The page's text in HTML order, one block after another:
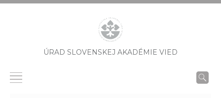
ÚRAD SLOVENSKEJ AKADÉMIE VIED